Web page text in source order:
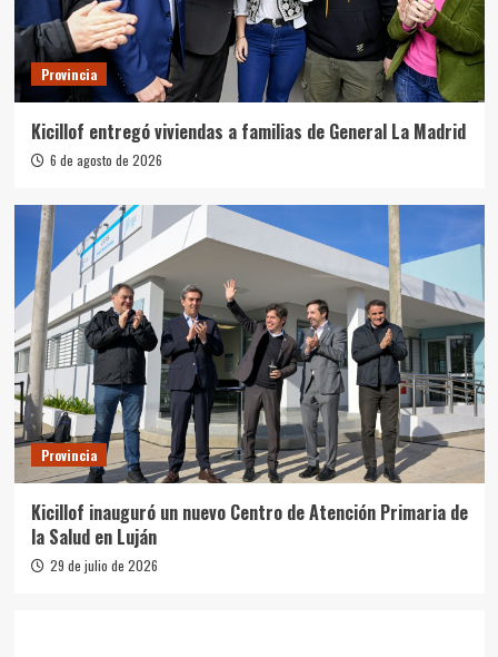
Provincia
Kicillof entregó viviendas a familias de General La Madrid
6 de agosto de 2026
Provincia
Kicillof inauguró un nuevo Centro de Atención Primaria de
la Salud en Luján
29 de julio de 2026